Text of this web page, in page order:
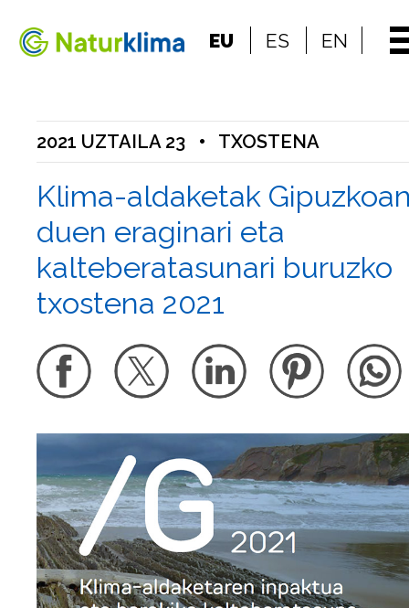
Edukietara jo
EU ES EN
2021 UZTAILA 23 • TXOSTENA
Klima-aldaketak
duen eraginari eta
kalteberatasunari buruzko
txostena 2021